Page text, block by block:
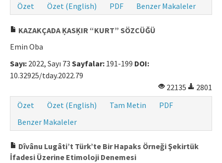
Özet
Özet (English) PDF Benzer Makaleler
KAZAKÇADA ḲASḲIR “KURT” SÖZCÜĞÜ
Emin Oba
Sayı: 2022, Sayı 73 Sayfalar: 191-199 DOI:
10.32925/tday.2022.79
22135
2801
Özet
Özet (English) Tam Metin
PDF
Benzer Makaleler
Dîvânu Lugâti’t Türk’te Bir Hapaks Örneği Şekirtük
İfadesi Üzerine Etimoloji Denemesi